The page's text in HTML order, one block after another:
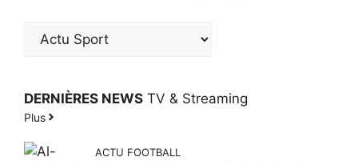
DERNIÈRES NEWS TV & Streaming
Plus
ACTU FOOTBALL